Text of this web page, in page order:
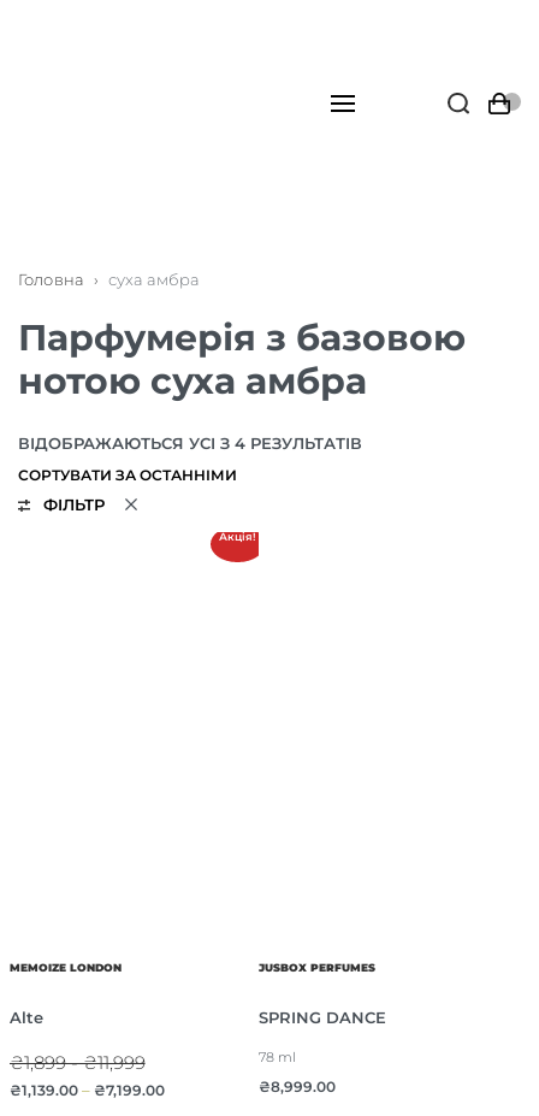
Головна › суха амбра
Парфумерія з базовою
нотою суха амбра
ВІДОБРАЖАЮТЬСЯ УСІ З 4 РЕЗУЛЬТАТІВ
ФІЛЬТР
Акція!
MEMOIZE LONDON
Alte
₴1,899 - ₴11,999
₴1,139.00– ₴7,199.00
JUSBOX PERFUMES
SPRING DANCE
78 ml
₴8,999.00